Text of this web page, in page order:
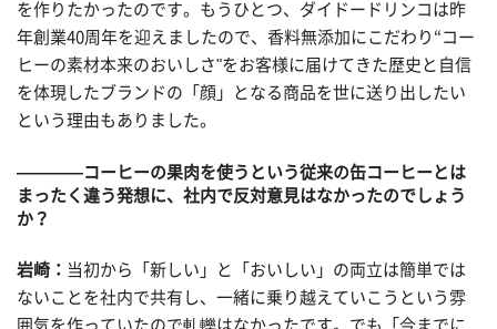
を作りたかったのです。もうひとつ、ダイドードリンコは昨
年創業40周年を迎えましたので、香料無添加にこだわり“コー
ヒーの素材本来のおいしさ"をお客様に届けてきた歴史と自信
を体現したブランドの「顔」となる商品を世に送り出したい
という理由もありました。
————コーヒーの果肉を使うという従来の缶コーヒーとは
まったく違う発想に、社内で反対意見はなかったのでしょう
か？
岩崎： 当初から「新しい」と「おいしい」の両立は簡単では
ないことを社内で共有し、一緒に乗り越えていこうという雰
囲気を作っていたので軋轢はなかったです。でも「今までに